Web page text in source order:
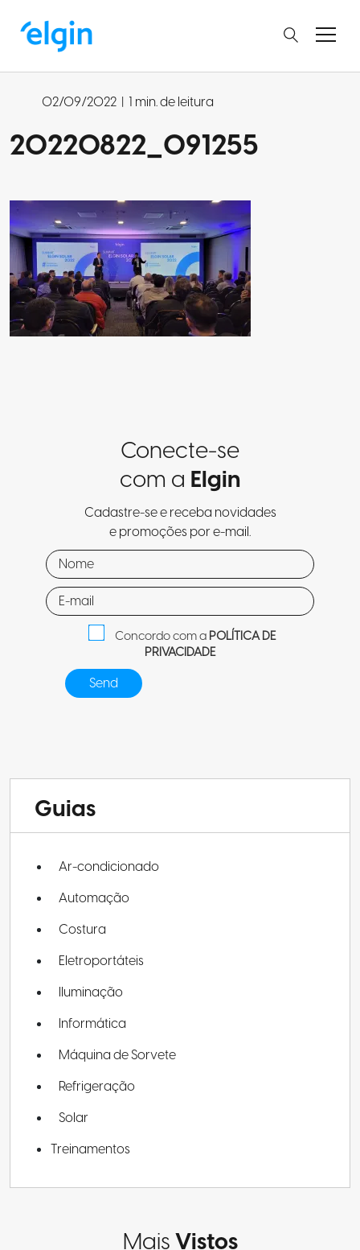
02/09/2022 | 1 min. de leitura
20220822_091255
Conecte-se
com a Elgin
Cadastre-se e receba novidades
e promoções por e-mail.
Concordo com aPOLÍTICA DE
PRIVACIDADE
Guias
Ar-condicionado
Automação
Costura
Eletroportáteis
Iluminação
Informática
Máquina de Sorvete
Refrigeração
Solar
Treinamentos
MaisVistos